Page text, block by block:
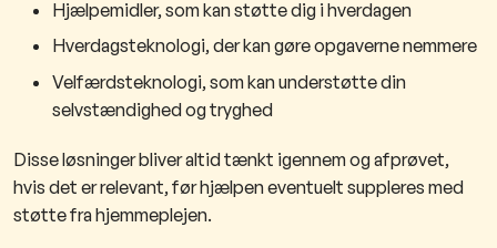
Hjælpemidler, som kan støtte dig i hverdagen
Hverdagsteknologi, der kan gøre opgaverne nemmere
Velfærdsteknologi, som kan understøtte din
selvstændighed og tryghed
Disse løsninger bliver altid tænkt igennem og afprøvet,
hvis det er relevant, før hjælpen eventuelt suppleres med
støtte fra hjemmeplejen.